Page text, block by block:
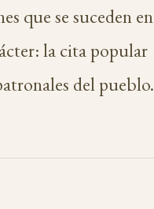
que se suceden en
la cita popular
del pueblo.